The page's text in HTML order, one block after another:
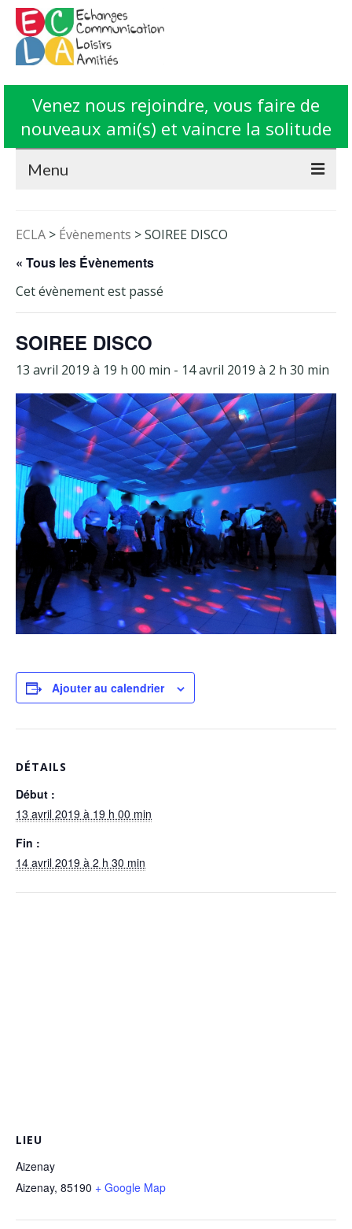
Venez nous rejoindre, vous faire de
nouveaux ami(s) et vaincre la solitude
Menu
L’Association ECLA
Contact
Facebook
Adhérents
ECLA > Évènements >SOIREE DISCO
« Tous les Évènements
Cet évènement est passé
SOIREE DISCO
13 avril 2019 à 19 h 00 min - 14 avril 2019 à 2 h 30 min
Ajouter au calendrier
DÉTAILS
Début :
13 avril 2019 à 19 h 00 min
Fin :
14 avril 2019 à 2 h 30 min
LIEU
Aizenay
Aizenay, 85190 + Google Map